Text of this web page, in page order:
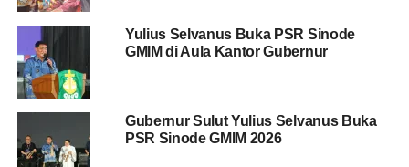
Yulius Selvanus Buka PSR Sinode
GMIM di Aula Kantor Gubernur
Gubernur Sulut Yulius Selvanus Buka
PSR Sinode GMIM 2026